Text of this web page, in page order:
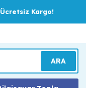
Ücretsiz Kargo!
ARA